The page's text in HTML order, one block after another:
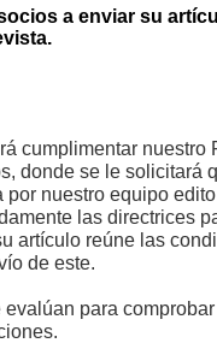
a enviar su
cumplimentar nuestro
donde se le solicitará
por nuestro equipo
las directrices
artículo reúne las
de este.
evalúan para